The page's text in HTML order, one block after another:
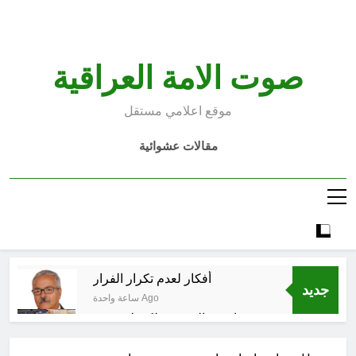
صوت الامة العراقية
موقع اعلامي مستقل
مقالات عشوائية
جديد
أفكار لعدم تكرار الفرار
ساعة واحدة Ago
انتهت الحرب… لكن لم ينتهي
7 ساعات Ago